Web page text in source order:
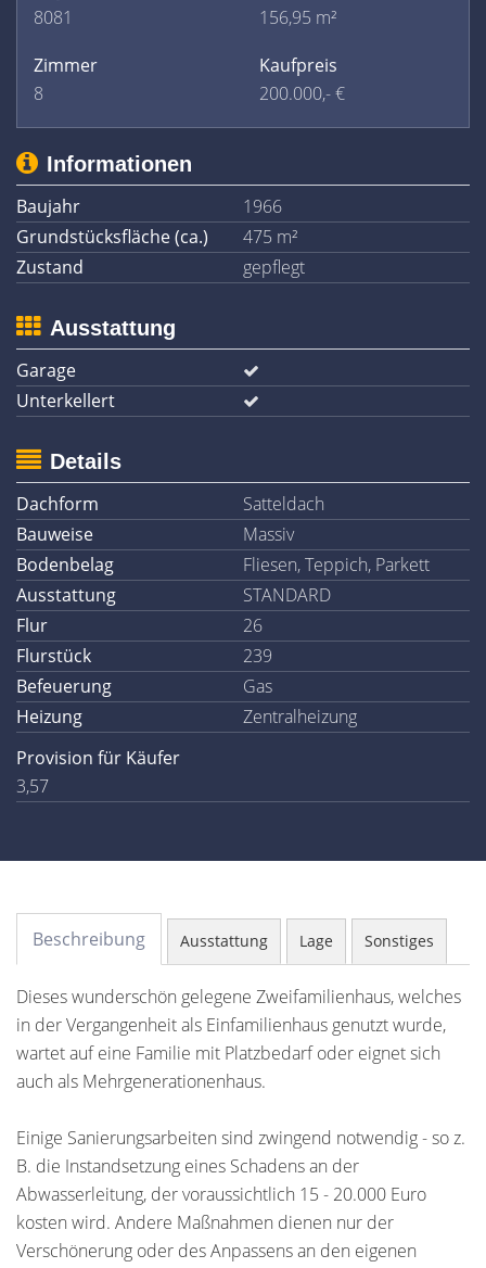
8081
156,95 m²
Zimmer
8
Kaufpreis
200.000,- €
Informationen
Baujahr
1966
Grundstücksfläche (ca.)
475 m²
Zustand
gepflegt
Ausstattung
Garage
Unterkellert
Details
Dachform
Satteldach
Bauweise
Massiv
Bodenbelag
Fliesen, Teppich, Parkett
Ausstattung
STANDARD
Flur
26
Flurstück
239
Befeuerung
Gas
Heizung
Zentralheizung
Provision für Käufer
3,57
Beschreibung Ausstattung Lage Sonstiges
Dieses wunderschön gelegene Zweifamilienhaus, welches
in der Vergangenheit als Einfamilienhaus genutzt wurde,
wartet auf eine Familie mit Platzbedarf oder eignet sich
auch als Mehrgenerationenhaus.
Einige Sanierungsarbeiten sind zwingend notwendig - so z.
B. die Instandsetzung eines Schadens an der
Abwasserleitung, der voraussichtlich 15 - 20.000 Euro
kosten wird. Andere Maßnahmen dienen nur der
Verschönerung oder des Anpassens an den eigenen